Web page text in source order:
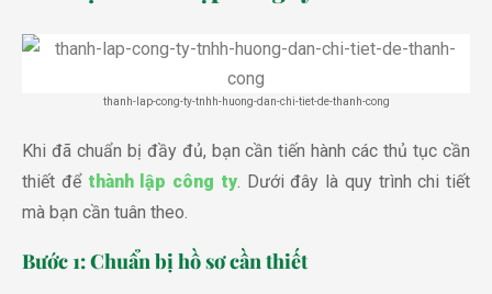
thanh-lap-cong-ty-tnhh-huong-dan-chi-tiet-de-thanh-cong
Khi đã chuẩn bị đầy đủ, bạn cần tiến hành các thủ tục cần
thiết để thành lập công ty. Dưới đây là quy trình chi tiết
mà bạn cần tuân theo.
Bước 1: Chuẩn bị hồ sơ cần thiết